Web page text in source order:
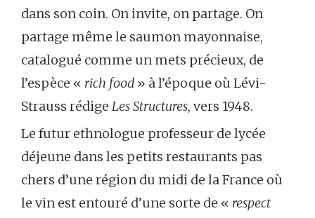
dans son coin. On invite, on partage. On
partage même le saumon mayonnaise,
catalogué comme un mets précieux, de
l’espèce « rich food » à l’époque où Lévi-
Strauss rédige Les Structures, vers 1948.
Le futur ethnologue professeur de lycée
déjeune dans les petits restaurants pas
chers d’une région du midi de la France où
le vin est entouré d’une sorte de « respect